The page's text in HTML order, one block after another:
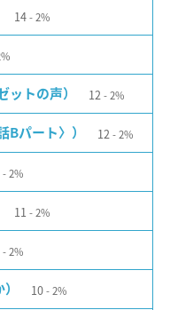
14 2%
ットの声） 12 2%
Bパート〉） 12 2%
2%
11 2%
2%
10 2%